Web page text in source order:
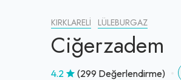
KIRKLARELI LÜLEBURGAZ
Ciğerzadem
4.2 (299 Değerlendirme)